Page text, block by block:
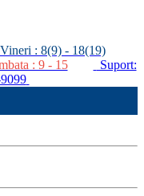
: 8(9) - 18(19)
: 9 - 15
Suport: